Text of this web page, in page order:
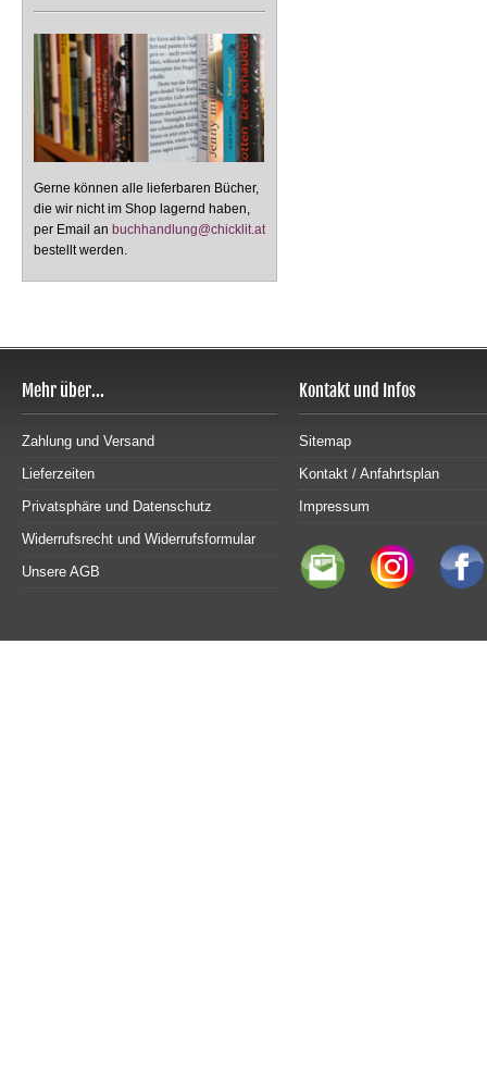
Gerne können alle lieferbaren Bücher,
die wir nicht im Shop lagernd haben,
per Email an buchhandlung@chicklit.at
bestellt werden.
Mehr über...
Zahlung und Versand
Lieferzeiten
Privatsphäre und Datenschutz
Widerrufsrecht und Widerrufsformular
Unsere AGB
Kontakt und Infos
Sitemap
Kontakt / Anfahrtsplan
Impressum